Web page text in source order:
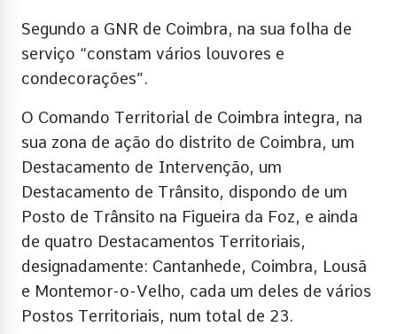
Segundo a GNR de Coimbra, na sua folha de
serviço “constam vários louvores e
condecorações”.
O Comando Territorial de Coimbra integra, na
sua zona de ação do distrito de Coimbra, um
Destacamento de Intervenção, um
Destacamento de Trânsito, dispondo de um
Posto de Trânsito na Figueira da Foz, e ainda
de quatro Destacamentos Territoriais,
designadamente: Cantanhede, Coimbra, Lousã
e Montemor-o-Velho, cada um deles de vários
Postos Territoriais, num total de 23.